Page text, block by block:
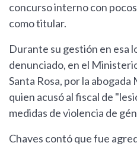
concurso interno con
como titular.
Durante su gestión en esa
denunciado, en el
Santa Rosa, por la abogada
quien acusó al fiscal de
medidas de violencia de
Chaves contó que fue